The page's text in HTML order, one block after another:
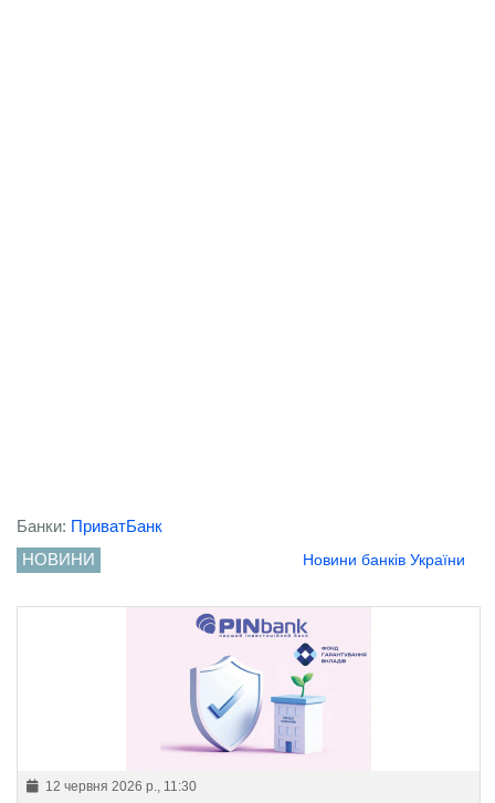
Банки: ПриватБанк
НОВИНИ
Новини банків України
12 червня 2026 р., 11:30